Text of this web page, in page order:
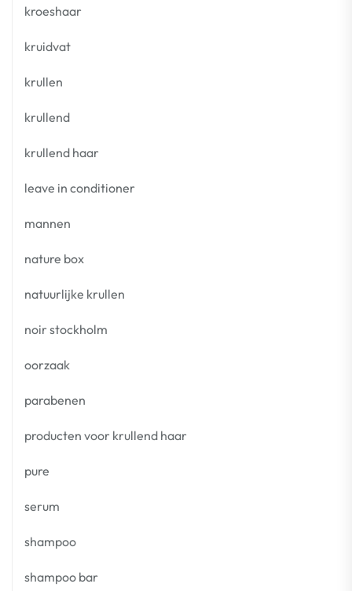
kroeshaar
kruidvat
krullen
krullend
krullend haar
leave in conditioner
mannen
nature box
natuurlijke krullen
noir stockholm
oorzaak
parabenen
producten voor krullend haar
pure
serum
shampoo
shampoo bar